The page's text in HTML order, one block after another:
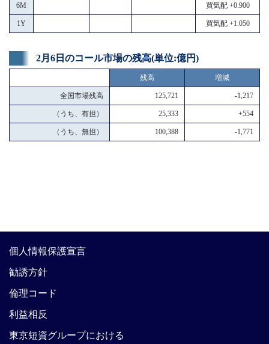
6M 買気配 +0.900
1Y 買気配 +1.050
2月6日のコール市場の残高(単位:億円)
残高 増減
全国市場残高 125,721 -1,217
（うち、有担） 25,333 +554
（うち、無担） 100,388 -1,771
個人情報保護宣言
勧誘方針
倫理コード
利益相反
東京短資グループにおける